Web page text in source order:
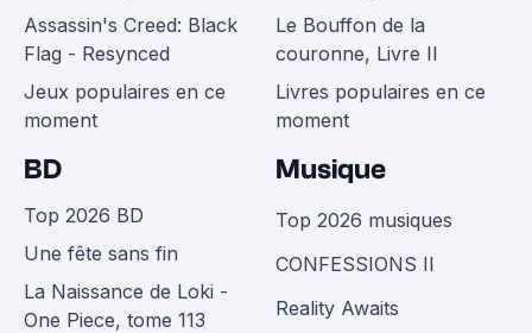
Assassin's Creed: Black
Flag - Resynced
Jeux populaires en ce
moment
Le Bouffon de la
couronne, Livre II
Livres populaires en ce
moment
BD
Top 2026 BD
Une fête sans fin
La Naissance de Loki -
One Piece, tome 113
Musique
Top 2026 musiques
CONFESSIONS II
Reality Awaits